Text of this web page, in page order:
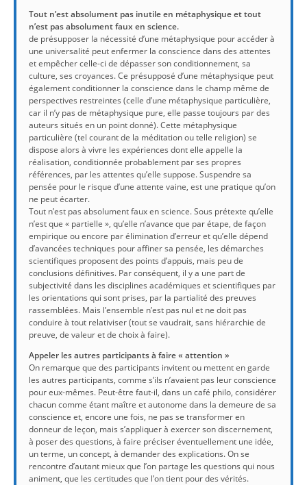
Tout n’est absolument pas inutile en métaphysique et tout
n’est pas absolument faux en science.
de présupposer la nécessité d’une métaphysique pour accéder à
une universalité peut enfermer la conscience dans des attentes
et empêcher celle-ci de dépasser son conditionnement, sa
culture, ses croyances. Ce présupposé d’une métaphysique peut
également conditionner la conscience dans le champ même de
perspectives restreintes (celle d’une métaphysique particulière,
car il n’y pas de métaphysique pure, elle passe toujours par des
auteurs situés en un point donné). Cette métaphysique
particulière (tel courant de la méditation ou telle religion) se
dispose alors à vivre les expériences dont elle appelle la
réalisation, conditionnée probablement par ses propres
références, par les attentes qu’elle suppose. Suspendre sa
pensée pour le risque d’une attente vaine, est une pratique qu’on
ne peut écarter.
Tout n’est pas absolument faux en science. Sous prétexte qu’elle
n’est que « partielle », qu’elle n’avance que par étape, de façon
empirique ou encore par élimination d’erreur et qu’elle dépend
d’avancées techniques pour affiner sa pensée, les démarches
scientifiques proposent des points d’appuis, mais peu de
conclusions définitives. Par conséquent, il y a une part de
subjectivité dans les disciplines académiques et scientifiques par
les orientations qui sont prises, par la partialité des preuves
rassemblées. Mais l’ensemble n’est pas nul et ne doit pas
conduire à tout relativiser (tout se vaudrait, sans hiérarchie de
preuve, de valeur et de choix à faire).
Appeler les autres participants à faire « attention »
On remarque que des participants invitent ou mettent en garde
les autres participants, comme s’ils n’avaient pas leur conscience
pour eux-mêmes. Peut-être faut-il, dans un café philo, considérer
chacun comme étant maître et autonome dans la demeure de sa
conscience et, encore une fois, ne pas se transformer en
donneur de leçon, mais s’appliquer à exercer son discernement,
à poser des questions, à faire préciser éventuellement une idée,
un terme, un concept, à demander des explications. On se
rencontre d’autant mieux que l’on partage les questions qui nous
animent, que les certitudes que l’on tient pour des vérités.